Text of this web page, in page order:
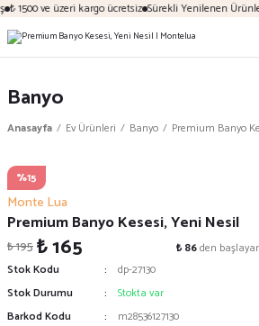
₺ 1500 ve üzeri kargo ücretsiz Sürekli Yenilenen
Banyo
Anasayfa Ev Ürünleri Banyo Premium Banyo
%15
Monte Lua
Premium Banyo Kesesi, Yeni Nesil
₺ 195₺ 165 ₺ 86den
Stok Kodu
dp-27130
Stok Durumu
Stokta var
Barkod Kodu
m28536127130